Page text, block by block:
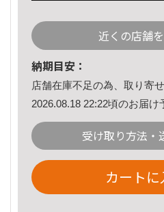
近くの店舗
納期目安：
店舗在庫不足の為、取り寄
2026.08.18 22:22頃のお届け
受け取り方法・
カートに